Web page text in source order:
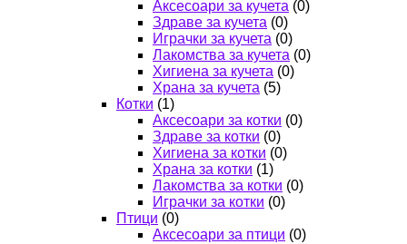
Аксесоари за кучета (0)
Здраве за кучета (0)
Играчки за кучета (0)
Лакомства за кучета (0)
Хигиена за кучета (0)
Храна за кучета (5)
Котки (1)
Аксесоари за котки (0)
Здраве за котки (0)
Хигиена за котки (0)
Храна за котки (1)
Лакомства за котки (0)
Играчки за котки (0)
Птици (0)
Аксесоари за птици (0)